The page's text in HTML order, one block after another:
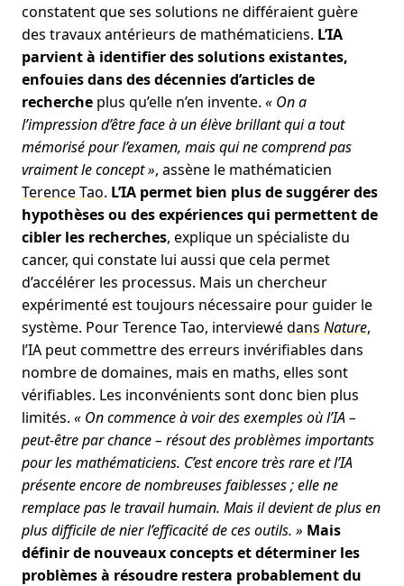
constatent que ses solutions ne différaient guère
des travaux antérieurs de mathématiciens. L’IA
parvient à identifier des solutions existantes,
enfouies dans des décennies d’articles de
recherche plus qu’elle n’en invente. « On a
l’impression d’être face à un élève brillant qui a tout
mémorisé pour l’examen, mais qui ne comprend pas
vraiment le concept », assène le mathématicien
Terence Tao. L’IA permet bien plus de suggérer des
hypothèses ou des expériences qui permettent de
cibler les recherches, explique un spécialiste du
cancer, qui constate lui aussi que cela permet
d’accélérer les processus. Mais un chercheur
expérimenté est toujours nécessaire pour guider le
système. Pour Terence Tao, interviewédans Nature,
l’IA peut commettre des erreurs invérifiables dans
nombre de domaines, mais en maths, elles sont
vérifiables. Les inconvénients sont donc bien plus
limités. « On commence à voir des exemples où l’IA –
peut-être par chance – résout des problèmes importants
pour les mathématiciens. C’est encore très rare et l’IA
présente encore de nombreuses faiblesses ; elle ne
remplace pas le travail humain. Mais il devient de plus en
plus difficile de nier l’efficacité de ces outils. » Mais
définir de nouveaux concepts et déterminer les
problèmes à résoudre restera probablement du